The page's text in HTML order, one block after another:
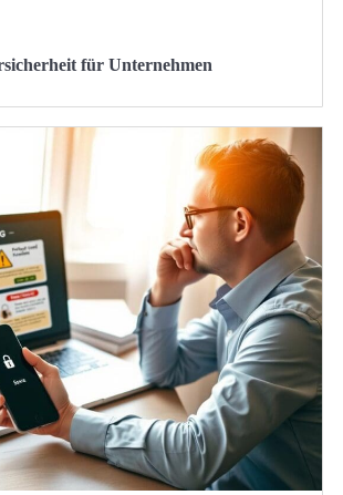
für Unternehmen